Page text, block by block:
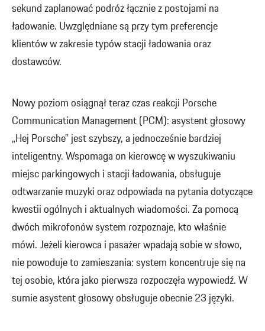
sekund zaplanować podróż łącznie z postojami na
ładowanie. Uwzględniane są przy tym preferencje
klientów w zakresie typów stacji ładowania oraz
dostawców.
Nowy poziom osiągnął teraz czas reakcji Porsche
Communication Management (PCM): asystent głosowy
„Hej Porsche” jest szybszy, a jednocześnie bardziej
inteligentny. Wspomaga on kierowcę w wyszukiwaniu
miejsc parkingowych i stacji ładowania, obsługuje
odtwarzanie muzyki oraz odpowiada na pytania dotyczące
kwestii ogólnych i aktualnych wiadomości. Za pomocą
dwóch mikrofonów system rozpoznaje, kto właśnie
mówi. Jeżeli kierowca i pasażer wpadają sobie w słowo,
nie powoduje to zamieszania: system koncentruje się na
tej osobie, która jako pierwsza rozpoczęła wypowiedź. W
sumie asystent głosowy obsługuje obecnie 23 języki.